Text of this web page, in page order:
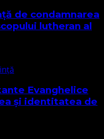
de condamnarea
lutheran al
Evanghelice
și identitatea de